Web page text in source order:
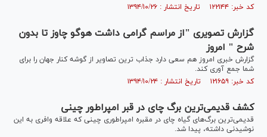
کد خبر: ۱۲۲۱۴۴ تاریخ انتشار : ۱۳۹۴/۱۰/۲۶
گزارش تصویری "از مراسم گرامی داشت هوگو چاوز تا بدون
شرح " امروز
گزارش خبری امروز هم سعی دارد جذاب ترین تصاویر از گوشه کنار جهان را برای
شما جمع آوری کند.
کد خبر: ۱۲۱۶۵۹ تاریخ انتشار : ۱۳۹۴/۱۰/۲۴
کشف قدیمی‌ترین برگ‌ چای در قبر امپراطور چینی
قدیمی‌ترین برگ‌های گیاه چای در مقبره امپراطوری چینی که علاقه وافری به این
نوشیدنی داشته، پیدا شد.